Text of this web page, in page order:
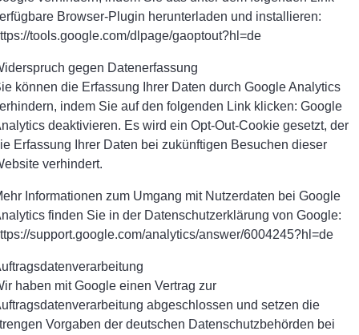
Browser-Plugin herunterladen und installieren:
tools.google.com/dlpage/gaoptout?hl=de
gegen Datenerfassung
können die Erfassung Ihrer Daten durch Google Analytics
indem Sie auf den folgenden Link klicken: Google
deaktivieren. Es wird ein Opt-Out-Cookie gesetzt, der
Erfassung Ihrer Daten bei zukünftigen Besuchen dieser
verhindert.
Informationen zum Umgang mit Nutzerdaten bei Google
finden Sie in der Datenschutzerklärung von Google:
support.google.com/analytics/answer/6004245?hl=de
haben mit Google einen Vertrag zur
abgeschlossen und setzen die
Vorgaben der deutschen Datenschutzbehörden bei